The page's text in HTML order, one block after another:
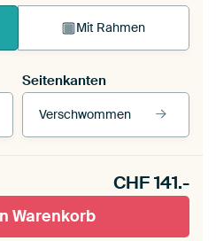
Mit Rahmen
Seitenkanten
Verschwommen
Mit Schattenfugenrahmen,
weiß
CHF141.-
Warenkorb